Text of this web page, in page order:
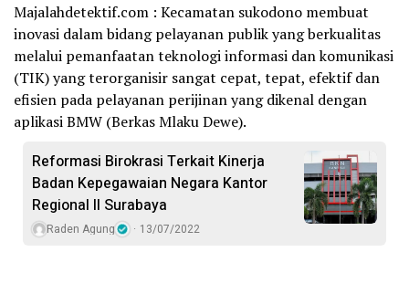
Majalahdetektif.com : Kecamatan sukodono membuat
inovasi dalam bidang pelayanan publik yang berkualitas
melalui pemanfaatan teknologi informasi dan komunikasi
(TIK) yang terorganisir sangat cepat, tepat, efektif dan
efisien pada pelayanan perijinan yang dikenal dengan
aplikasi BMW (Berkas Mlaku Dewe).
Reformasi Birokrasi Terkait Kinerja
Badan Kepegawaian Negara Kantor
Regional II Surabaya
Raden Agung 13/07/2022